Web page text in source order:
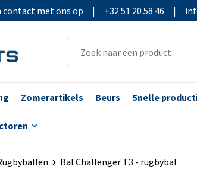
contact met ons op | +32 51 20 58 46 |
Zomerartikels Beurs Snelle
Bal Challenger T3 - rugbybal